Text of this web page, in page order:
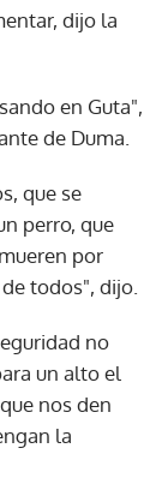
dijo la
en Guta",
de Duma.
que se
perro, que
por
todos", dijo.
no
un alto el
nos den
la